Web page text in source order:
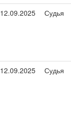
12.09.2025 Судья
12.09.2025 Судья